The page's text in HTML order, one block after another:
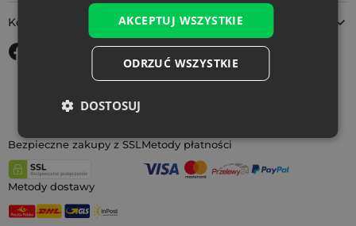
Kontakt
Bezpieczne zakupy z SSL Metody płatności
Metody dostawy
AKCEPTUJ WSZYSTKIE
ODRZUĆ WSZYSTKIE
DOSTOSUJ